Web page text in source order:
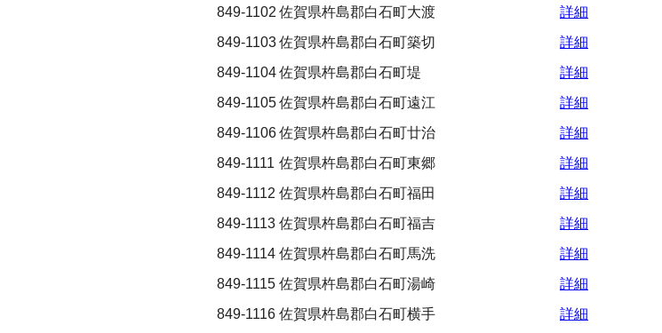
849-1102 佐賀県杵島郡白石町大渡
詳細
849-1103佐賀県杵島郡白石町築切
詳細
849-1104佐賀県杵島郡白石町堤
詳細
849-1105佐賀県杵島郡白石町遠江
詳細
849-1106佐賀県杵島郡白石町廿治
詳細
849-1111 佐賀県杵島郡白石町東郷
詳細
849-1112 佐賀県杵島郡白石町福田
詳細
849-1113 佐賀県杵島郡白石町福吉
詳細
849-1114 佐賀県杵島郡白石町馬洗
詳細
849-1115 佐賀県杵島郡白石町湯崎
詳細
849-1116 佐賀県杵島郡白石町横手
詳細